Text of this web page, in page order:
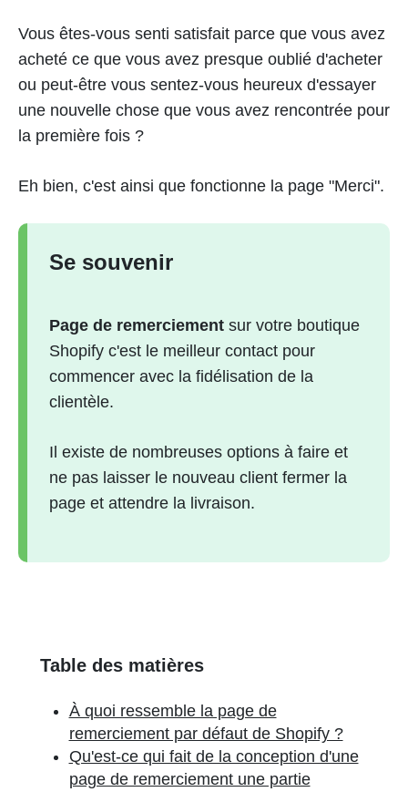
Vous êtes-vous senti satisfait parce que vous avez
acheté ce que vous avez presque oublié d'acheter
ou peut-être vous sentez-vous heureux d'essayer
une nouvelle chose que vous avez rencontrée pour
la première fois ?
Eh bien, c'est ainsi que fonctionne la page "Merci".
Se souvenir
Page de remerciement sur votre boutique
Shopify c'est le meilleur contact pour
commencer avec la fidélisation de la
clientèle.
Il existe de nombreuses options à faire et
ne pas laisser le nouveau client fermer la
page et attendre la livraison.
Table des matières
À quoi ressemble la page de
remerciement par défaut de Shopify ?
Qu'est-ce qui fait de la conception d'une
page de remerciement une partie